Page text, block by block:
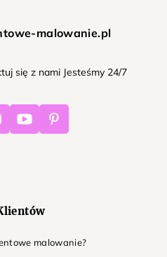
malowanie.pl
się z nami Jesteśmy 24/7
InstagramYoutube Pinterest
malowanie?